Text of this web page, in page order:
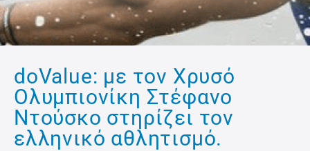
doValue: με τον Χρυσό
Ολυμπιονίκη Στέφανο
Ντούσκο στηρίζει τον
ελληνικό αθλητισμό.